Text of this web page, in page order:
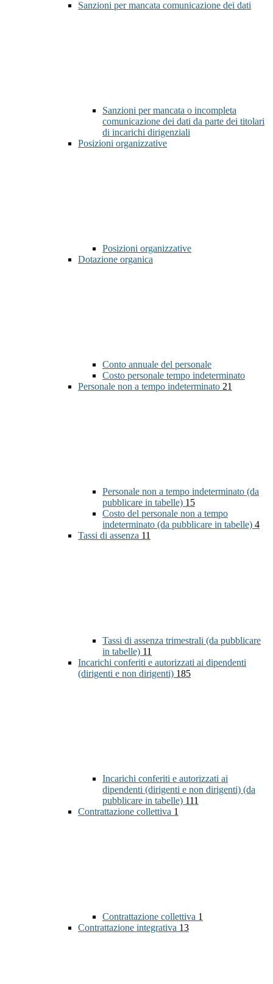
Sanzioni per mancata comunicazione dei dati
Sanzioni per mancata o incompleta
comunicazione dei dati da parte dei titolari
di incarichi dirigenziali
Posizioni organizzative
Posizioni organizzative
Dotazione organica
Conto annuale del personale
Costo personale tempo indeterminato
Personale non a tempo indeterminato 21
Personale non a tempo indeterminato (da
pubblicare in tabelle) 15
Costo del personale non a tempo
indeterminato (da pubblicare in tabelle) 4
Tassi di assenza 11
Tassi di assenza trimestrali (da pubblicare
in tabelle) 11
Incarichi conferiti e autorizzati ai dipendenti
(dirigenti e non dirigenti) 185
Incarichi conferiti e autorizzati ai
dipendenti (dirigenti e non dirigenti) (da
pubblicare in tabelle) 111
Contrattazione collettiva 1
Contrattazione collettiva 1
Contrattazione integrativa 13